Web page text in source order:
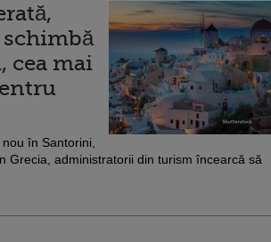
schimbă
cea mai
în Santorini,
Grecia, administratorii din turism încearcă să